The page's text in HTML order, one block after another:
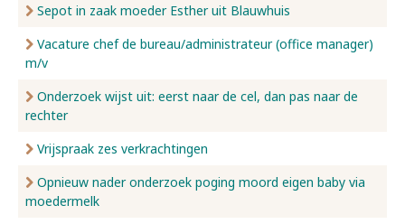
Sepot in zaak moeder Esther uit Blauwhuis
Vacature chef de bureau/administrateur (office manager)
m/v
Onderzoek wijst uit: eerst naar de cel, dan pas naar de
rechter
Vrijspraak zes verkrachtingen
Opnieuw nader onderzoek poging moord eigen baby via
moedermelk